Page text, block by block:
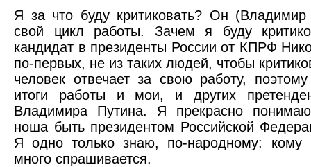
Я за что буду критиковать? Он (Владимир
свой цикл работы. Зачем я буду
кандидат в президенты России от КПРФ
по-первых, не из таких людей, чтобы
человек отвечает за свою работу,
итоги работы и мои, и других
Владимира Путина. Я прекрасно
ноша быть президентом Российской
Я одно только знаю, по-народному: кому
много спрашивается.